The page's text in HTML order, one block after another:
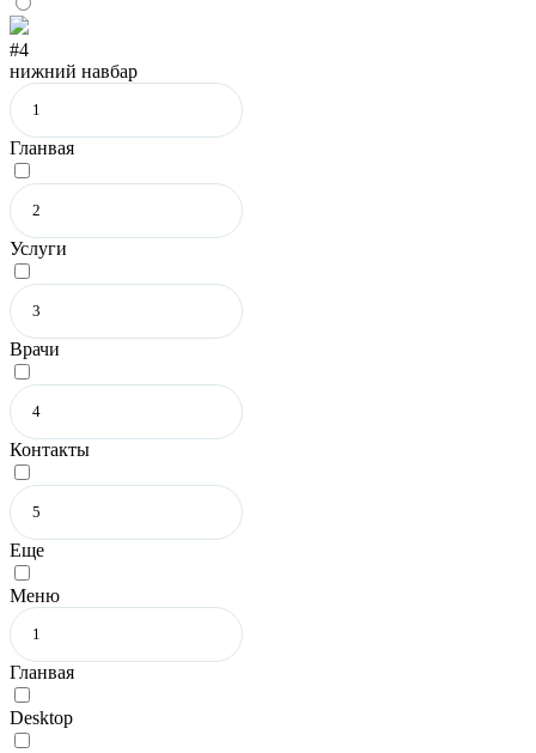
#4
нижний навбар
Гланвая
Услуги
Врачи
Контакты
Еще
Меню
Гланвая
Desktop